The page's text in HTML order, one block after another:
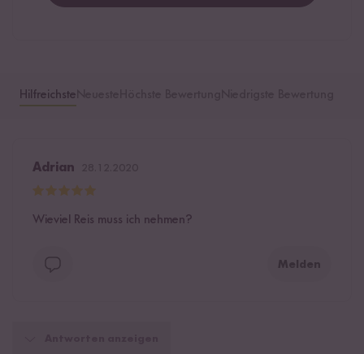
Hilfreichste
Adrian
Wieviel Reis muss ich nehmen?
Melden